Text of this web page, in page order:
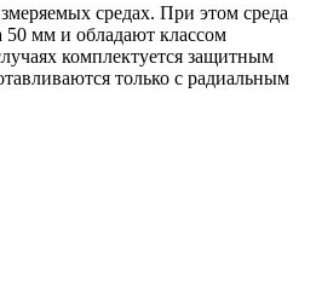
средах. При этом среда
50 мм и обладают классом
комплектуется защитным
только с радиальным